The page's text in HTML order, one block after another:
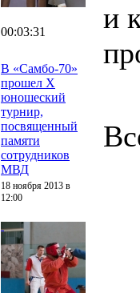
00:03:31
В «Самбо-70»
прошел X
юношеский
турнир,
посвященный
памяти
сотрудников
МВД
18 ноября 2013 в
12:00
и